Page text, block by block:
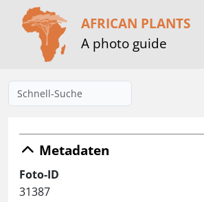
AFRICAN PLANTS
A photo guide
Metadaten
Foto-ID
31387